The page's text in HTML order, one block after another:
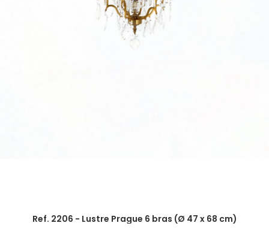
Ref. 2206 - Lustre Prague 6 bras (Ø 47 x 68 cm)